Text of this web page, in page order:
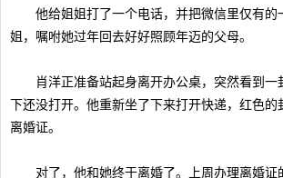
他给姐姐打了一个电话，并把微信里仅有的
姐，嘱咐她过年回去好好照顾年迈的父母。
肖洋正准备站起身离开办公桌，突然看到一
下还没打开。他重新坐了下来打开快递，红色的
离婚证。
对了，他和她终于离婚了。上周办理离婚证